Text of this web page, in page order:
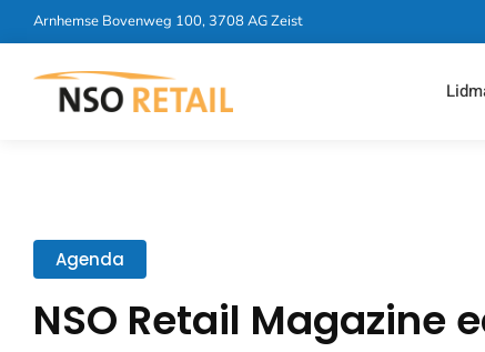
Arnhemse Bovenweg 100, 3708 AG Zeist
Agenda
NSO Retail Magazine